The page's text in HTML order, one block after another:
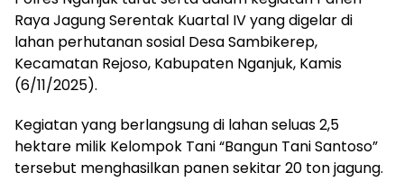
Raya Jagung Serentak Kuartal IV yang digelar di
lahan perhutanan sosial Desa Sambikerep,
Kecamatan Rejoso, Kabupaten Nganjuk, Kamis
(6/11/2025).
Kegiatan yang berlangsung di lahan seluas 2,5
hektare milik Kelompok Tani “Bangun Tani Santoso”
tersebut menghasilkan panen sekitar 20 ton jagung.